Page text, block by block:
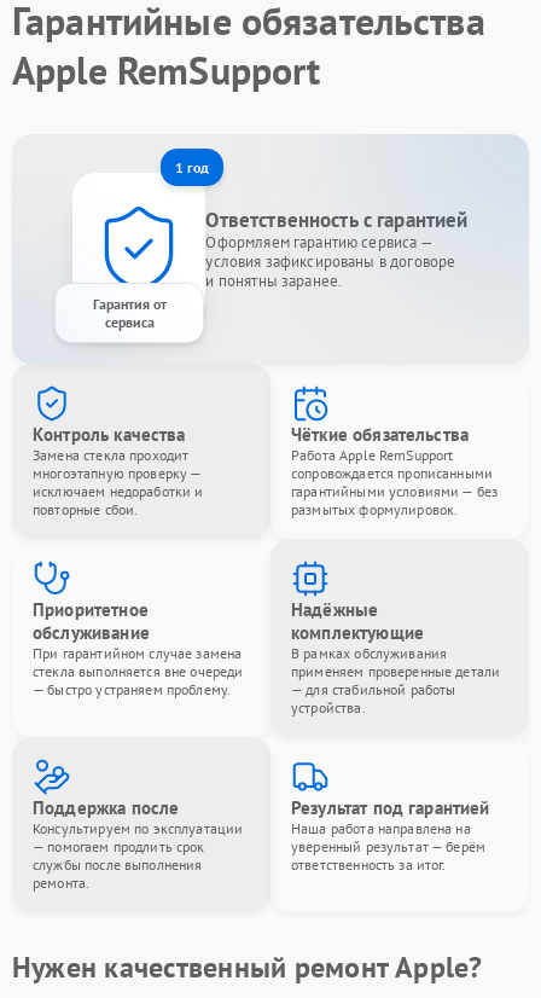
Гарантийные обязательства
Apple RemSupport
1 год
Гарантия от
сервиса
Ответственность с гарантией
Оформляем гарантию сервиса —
условия зафиксированы в договоре
и понятны заранее.
Контроль качества
Замена стекла проходит
многоэтапную проверку —
исключаем недоработки и
повторные сбои.
Чёткие обязательства
Работа Apple RemSupport
сопровождается прописанными
гарантийными условиями — без
размытых формулировок.
Приоритетное
обслуживание
При гарантийном случае замена
стекла выполняется вне очереди
— быстро устраняем проблему.
Надёжные
комплектующие
В рамках обслуживания
применяем проверенные детали
— для стабильной работы
устройства.
Поддержка после
Консультируем по эксплуатации
— помогаем продлить срок
службы после выполнения
ремонта.
Результат под гарантией
Наша работа направлена на
уверенный результат — берём
ответственность за итог.
Нужен качественный ремонт Apple?